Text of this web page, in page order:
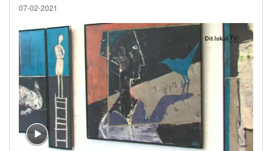
07-02-2021